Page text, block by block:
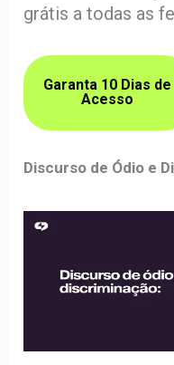
grátis a todas as
Garanta 10 Dias de
Acesso
Discurso de Ódio e